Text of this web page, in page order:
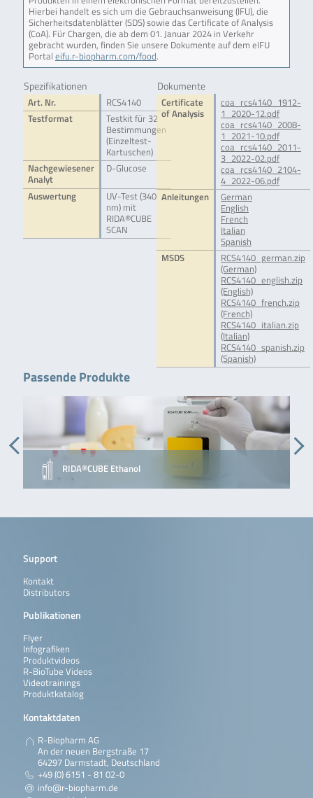
Hierbei handelt es sich um die Gebrauchsanweisung (IFU), die
Sicherheitsdatenblätter (SDS) sowie das Certificate of Analysis
(CoA). Für Chargen, die ab dem 01. Januar 2024 in Verkehr
gebracht wurden, finden Sie unsere Dokumente auf dem eIFU
Portal eifu.r-biopharm.com/food.
Spezifikationen
Art. Nr.
RCS4140
Testformat
Testkit für 32
Bestimmungen
(Einzeltest-
Kartuschen)
Nachgewiesener
Analyt
D-Glucose
Auswertung
UV-Test (340
nm) mit
RIDA®CUBE
SCAN
Dokumente
Certificate
of Analysis
coa_rcs4140_1912-
1_2020-12.pdf
coa_rcs4140_2008-
1_2021-10.pdf
coa_rcs4140_2011-
3_2022-02.pdf
coa_rcs4140_2104-
4_2022-06.pdf
Anleitungen
German
English
French
Italian
Spanish
MSDS
RCS4140_german.zip
(German)
RCS4140_english.zip
(English)
RCS4140_french.zip
(French)
RCS4140_italian.zip
(Italian)
RCS4140_spanish.zip
(Spanish)
Passende Produkte
RIDA®CUBE Ethanol
Support
Kontakt
Distributors
Publikationen
Flyer
Infografiken
Produktvideos
R-BioTube Videos
Videotrainings
Produktkatalog
Kontaktdaten
R-Biopharm AG
An der neuen Bergstraße 17
64297 Darmstadt, Deutschland
+49 (0) 6151 - 81 02-0
info@r-biopharm.de